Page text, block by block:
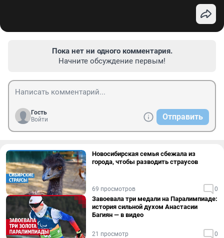
Пока нет ни одного комментария.
Начните обсуждение первым!
Гость
Войти
Отправить
Новосибирская семья сбежала из
города, чтобы разводить страусов
69 просмотров 0
Завоевала три медали на Паралимпиаде:
история сильной духом Анастасии
Багиян — в видео
21 просмотр 0